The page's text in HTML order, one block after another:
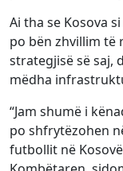
Ai tha se Kosova
po bën zhvillim të
strategjisë së saj,
mëdha
“Jam shumë i
po shfrytëzohen
futbollit në